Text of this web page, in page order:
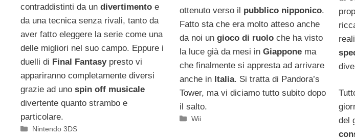
contraddistinti da un divertimento e
da una tecnica senza rivali, tanto da
aver fatto eleggere la serie come una
delle migliori nel suo campo. Eppure i
duelli di Final Fantasy presto vi
appariranno completamente diversi
grazie ad uno spin off musicale
divertente quanto strambo e
particolare.
Categorie
Nintendo 3DS
ottenuto verso il pubblico nipponico.
Fatto sta che era molto atteso anche
da noi un gioco di ruolo che ha visto
la luce già da mesi in Giappone ma
che finalmente si appresta ad arrivare
anche in Italia. Si tratta di Pandora’s
Tower, ma vi diciamo tutto subito dopo
il salto.
Categorie
Wii
del